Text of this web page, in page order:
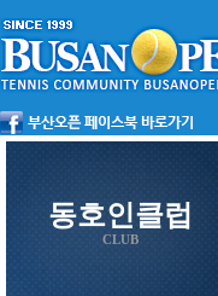
동호인클럽
CLUB